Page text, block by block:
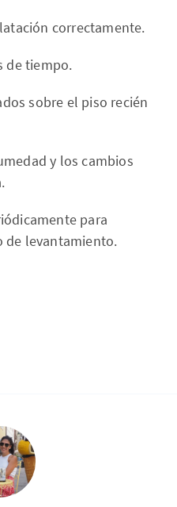
correctamente.
de tiempo.
sobre el piso recién
y los cambios
para
de levantamiento.